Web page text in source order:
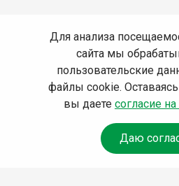
Для анализа
сайта мы
пользовательские
файлы cookie.
вы даете согласие
Даю